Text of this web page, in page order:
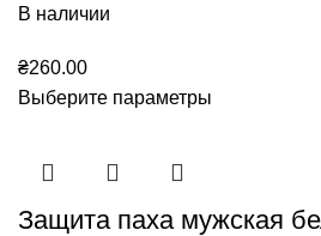
В наличии
₴260.00
Выберите параметры
Защита паха мужская